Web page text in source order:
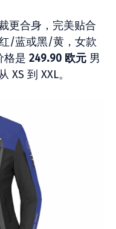
更合身，完美贴合
/蓝或黑/黄，女款
格是 249.90 欧元 男
XS 到 XXL。